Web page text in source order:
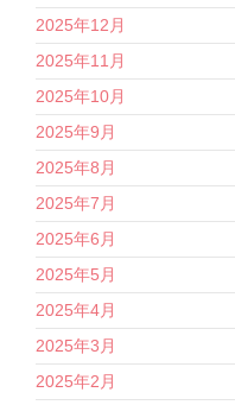
2025年12月
2025年11月
2025年10月
2025年9月
2025年8月
2025年7月
2025年6月
2025年5月
2025年4月
2025年3月
2025年2月